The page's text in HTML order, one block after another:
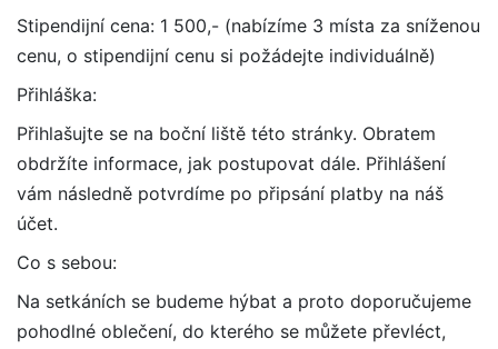
Stipendijní cena: 1 500,- (nabízíme 3 místa za sníženou
cenu, o stipendijní cenu si požádejte individuálně)
Přihláška:
Přihlašujte se na boční liště této stránky. Obratem
obdržíte informace, jak postupovat dále. Přihlášení
vám následně potvrdíme po připsání platby na náš
účet.
Co s sebou:
Na setkáních se budeme hýbat a proto doporučujeme
pohodlné oblečení, do kterého se můžete převléct,